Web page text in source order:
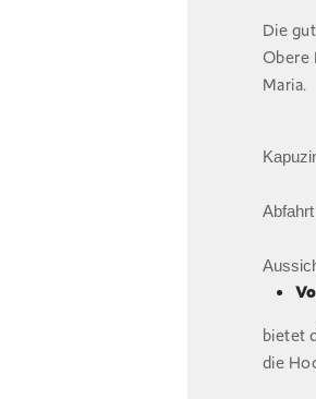
Die
Obere
Maria.
bietet
die